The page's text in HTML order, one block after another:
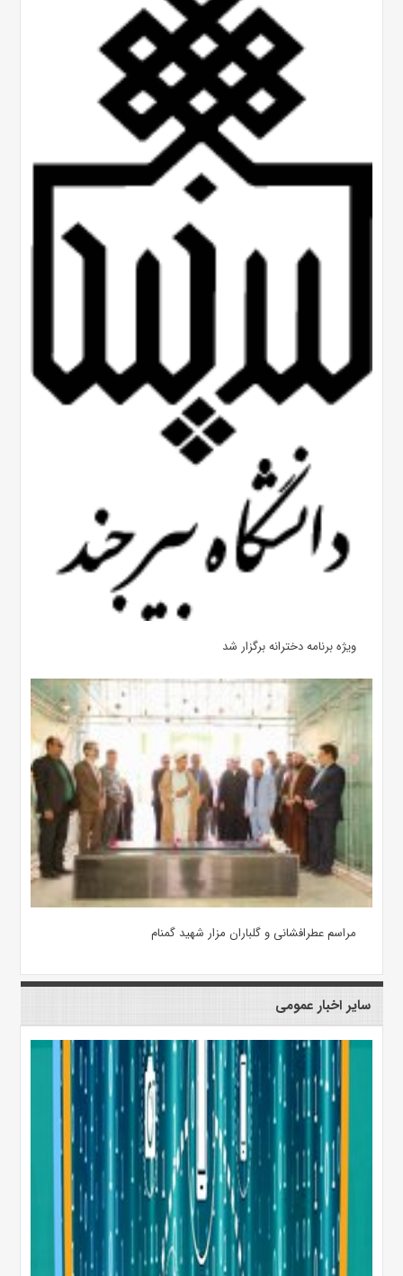
ویژه برنامه دخترانه برگزار شد
مراسم عطرافشانی و گلباران مزار شهید گمنام
سایر اخبار عمومی